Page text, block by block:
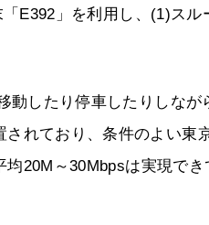
E392」を利用し、(1)ス
動したり停車したりしな
れており、条件のよい東
20M～30Mbpsは実現で